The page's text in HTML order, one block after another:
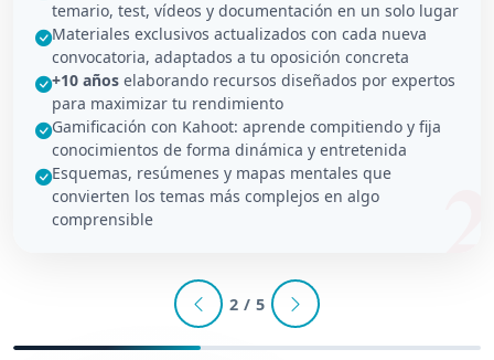
temario, test, vídeos y documentación en un solo lugar
Materiales exclusivos actualizados con cada nueva
convocatoria, adaptados a tu oposición concreta
+10 años elaborando recursos diseñados por expertos
para maximizar tu rendimiento
Gamificación con Kahoot: aprende compitiendo y fija
conocimientos de forma dinámica y entretenida
Esquemas, resúmenes y mapas mentales que
convierten los temas más complejos en algo
comprensible
2 / 5